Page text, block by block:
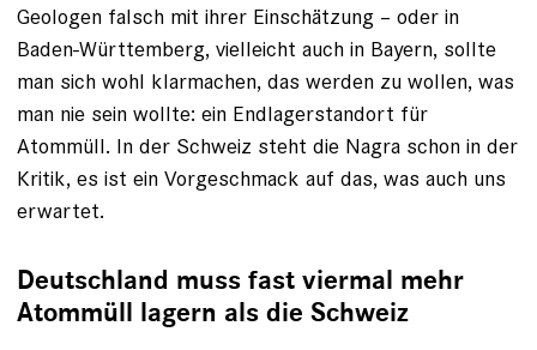
Geologen falsch mit ihrer Einschätzung – oder in
Baden-Württemberg, vielleicht auch in Bayern, sollte
man sich wohl klarmachen, das werden zu wollen, was
man nie sein wollte: ein Endlagerstandort für
Atommüll. In der Schweiz steht die Nagra schon in der
Kritik, es ist ein Vorgeschmack auf das, was auch uns
erwartet.
Deutschland muss fast viermal mehr
Atommüll lagern als die Schweiz